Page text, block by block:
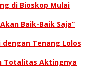
di Bioskop Mulai
Baik-Baik Saja”
dengan Tenang Lolos
Totalitas Aktingnya